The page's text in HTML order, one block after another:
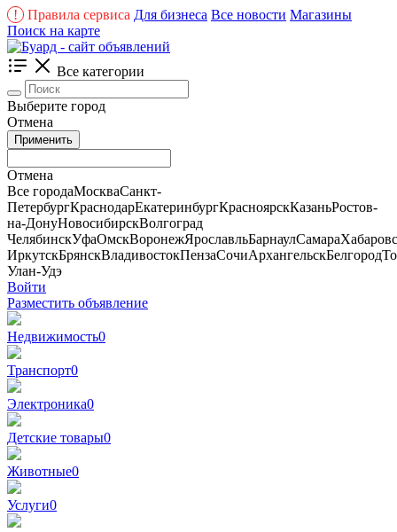
! Правила сервиса Для бизнеса Все новости Магазины
Поиск на карте
Все категории
Выберите город
Отмена
Применить
Отмена
Все городаМоскваСанкт-
ПетербургКраснодарЕкатеринбургКрасноярскКазаньРостов-
на-ДонуНовосибирскВолгоград
ЧелябинскУфаОмскВоронежЯрославльБарнаулСамара
ИркутскБрянскВладивостокПензаСочиАрхангельскБелгород
Улан-Удэ
Войти
Разместить объявление
Недвижимость0
Транспорт0
Электроника0
Детские товары0
Животные0
Услуги0